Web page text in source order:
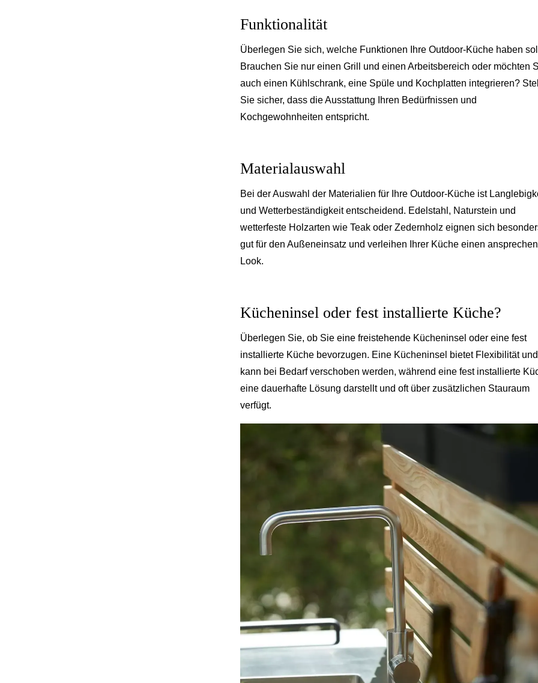
Funktionalität
Überlegen Sie sich, welche Funktionen Ihre Outdoor-Küche haben
Brauchen Sie nur einen Grill und einen Arbeitsbereich oder möchten
auch einen Kühlschrank, eine Spüle und Kochplatten integrieren?
Sie sicher, dass die Ausstattung Ihren Bedürfnissen und
Kochgewohnheiten entspricht.
Materialauswahl
Bei der Auswahl der Materialien für Ihre Outdoor-Küche ist
und Wetterbeständigkeit entscheidend. Edelstahl, Naturstein und
wetterfeste Holzarten wie Teak oder Zedernholz eignen sich
gut für den Außeneinsatz und verleihen Ihrer Küche einen
Look.
Kücheninsel oder fest installierte Küche?
Überlegen Sie, ob Sie eine freistehende Kücheninsel oder eine fest
installierte Küche bevorzugen. Eine Kücheninsel bietet Flexibilität und
kann bei Bedarf verschoben werden, während eine fest installierte
eine dauerhafte Lösung darstellt und oft über zusätzlichen Stauraum
verfügt.